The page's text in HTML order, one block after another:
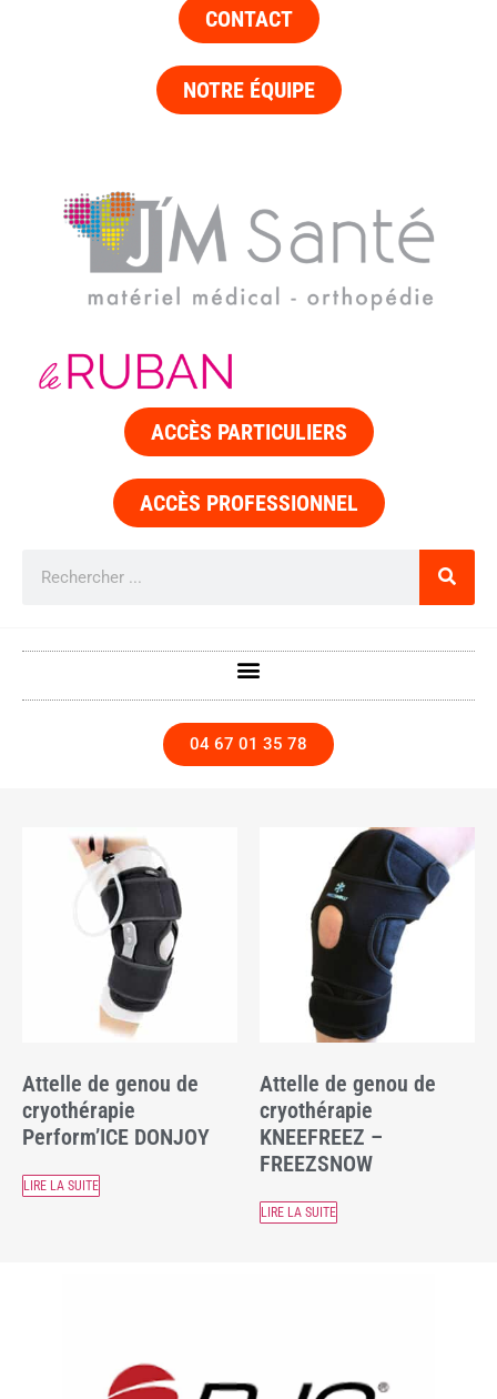
CONTACT
NOTRE ÉQUIPE
ACCÈS PARTICULIERS
ACCÈS PROFESSIONNEL
04 67 01 35 78
Attelle de genou de
cryothérapie
Perform’ICE DONJOY
LIRE LA SUITE
Attelle de genou de
cryothérapie
KNEEFREEZ –
FREEZSNOW
LIRE LA SUITE